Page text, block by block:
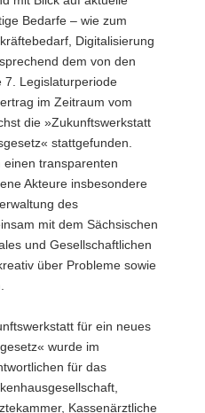
Bedarfe – wie zum
Digitalisierung
dem von den
7. Legislaturperiode
im Zeitraum vom
die »Zukunftswerkstatt
stattgefunden.
einen transparenten
Akteure insbesondere
des
mit dem Sächsischen
und Gesellschaftlichen
über Probleme sowie
für ein neues
wurde im
für das
Kassenärztliche